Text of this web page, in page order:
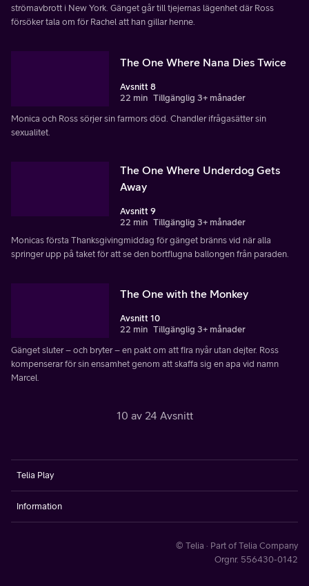
strömavbrott i New York. Gänget går till tjejernas lägenhet där Ross
försöker tala om för Rachel att han gillar henne.
The One Where Nana Dies Twice
Avsnitt 8
22 min Tillgänglig 3+ månader
Monica och Ross sörjer sin farmors död. Chandler ifrågasätter sin
sexualitet.
The One Where Underdog Gets
Away
Avsnitt 9
22 min Tillgänglig 3+ månader
Monicas första Thanksgivingmiddag för gänget bränns vid när alla
springer upp på taket för att se den bortflugna ballongen från paraden.
The One with the Monkey
Avsnitt 10
22 min Tillgänglig 3+ månader
Gänget sluter – och bryter – en pakt om att fira nyår utan dejter. Ross
kompenserar för sin ensamhet genom att skaffa sig en apa vid namn
Marcel.
10 av 24 Avsnitt
Telia Play
Information
© Telia · Part of Telia Company
Orgnr. 556430-0142